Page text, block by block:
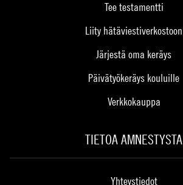
Tee testamentti
Liity hätäviestiverkostoon
Järjestä oma keräys
Päivätyökeräys kouluille
Verkkokauppa
TIETOA AMNESTYSTA
Yhteystiedot